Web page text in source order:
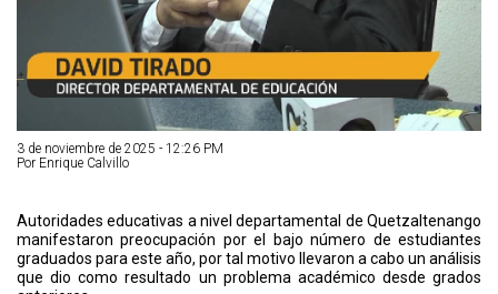
3 de noviembre de 2025 - 12:26 PM
Por Enrique Calvillo
Autoridades educativas a nivel departamental de Quetzaltenango
manifestaron preocupación por el bajo número de estudiantes
graduados para este año, por tal motivo llevaron a cabo un análisis
que dio como resultado un problema académico desde grados